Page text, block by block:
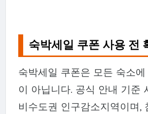
숙박세일 쿠폰 사용 전
숙박세일 쿠폰은 모든 숙소
이 아닙니다. 공식 안내 기준
비수도권 인구감소지역이며,